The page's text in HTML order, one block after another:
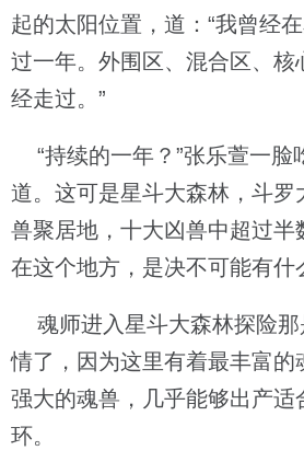
起的太阳位置，道：“我曾经
过一年。外围区、混合区、核
经走过。”
“持续的一年？”张乐萱一脸
道。这可是星斗大森林，斗罗
兽聚居地，十大凶兽中超过半
在这个地方，是决不可能有什
魂师进入星斗大森林探险那
情了，因为这里有着最丰富的
强大的魂兽，几乎能够出产适
环。